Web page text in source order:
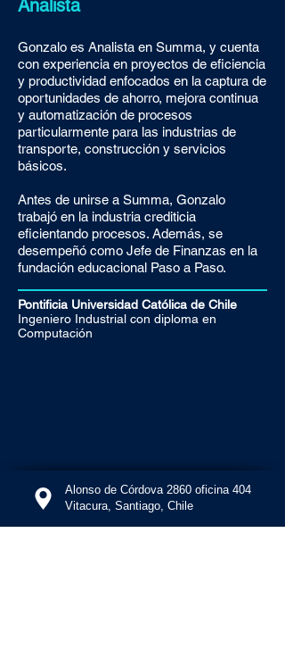
Analista
Gonzalo es Analista en Summa, y cuenta
con experiencia en proyectos de eficiencia
y productividad enfocados en la captura de
oportunidades de ahorro, mejora continua
y automatización de procesos
particularmente para las industrias de
transporte, construcción y servicios
básicos.
Antes de unirse a Summa, Gonzalo
trabajó en la industria crediticia
eficientando procesos. Además, se
desempeñó como Jefe de Finanzas en la
fundación educacional Paso a Paso.
Pontificia Universidad Católica de Chile
Ingeniero Industrial con diploma en
Computación
Alonso de Córdova 2860 oficina 404
Vitacura, Santiago, Chile